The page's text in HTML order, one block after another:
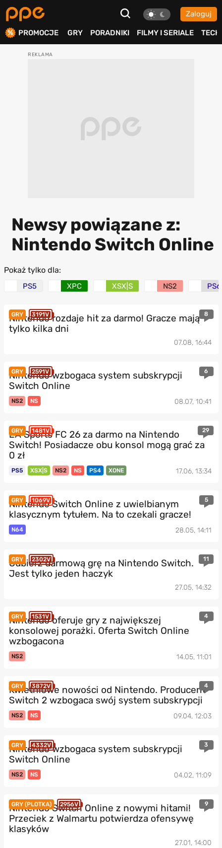
Zaloguj
PROMOCJE GRY PORADNIKI FILMY I SERIALE TECH
Newsy powiązane z:
Nintendo Switch Online
Pokaż tylko dla:
PS5 XPC XSX|S NS2 PS6
GRY 3191V 8
Nintendo rozdaje hit za darmo! Gracze mają
tylko kilka dni
07.08, 16:44
GRY 2591V 6
Nintendo wzbogaca system subskrypcji
Switch Online
NS2 NS 08.07, 10:41
GRY 1481V 29
EA Sports FC 26 za darmo na Nintendo
Switch! Posiadacze obu konsol mogą grać za
0 zł
PS5 XSX|S NS2 NS PS4 XONE 17.06, 13:34
GRY 1069V 5
Nintendo Switch Online z uwielbianym
klasycznym tytułem. Na to czekali gracze!
N64 28.05, 14:11
GRY 2302V 11
Odbierz darmową grę na Nintendo Switch.
Jest tylko jeden haczyk
27.05, 14:32
GRY 1531V 4
Nintendo oferuje gry z największej
konsolowej porażki. Oferta Switch Online
wzbogacona
NS2 14.05, 11:01
GRY 3872V 4
Kwietniowe nowości od Nintendo. Producent
Switch 2 wzbogaca swój system subskrypcji
NS2 NS 09.04, 12:03
GRY 4332V 3
Nintendo wzbogaca system subskrypcji
Switch Online
NS2 NS 04.02, 11:09
GRY (PLOTKA) 2956V 9
Nintendo Switch Online z nowymi hitami!
Przeciek z Walmartu potwierdza ofensywę
klasyków
27.01, 14:00